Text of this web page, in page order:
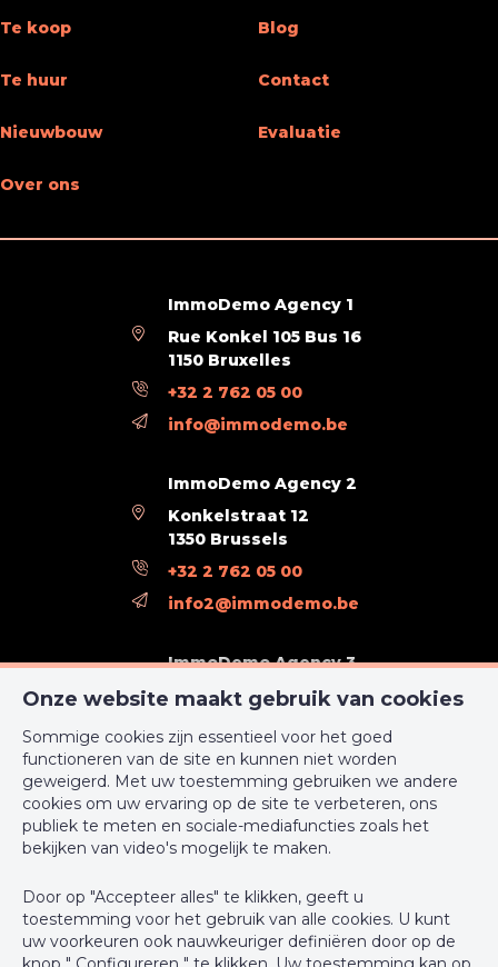
Onze website maakt gebruik van cookies
Sommige cookies zijn essentieel voor het goed
functioneren van de site en kunnen niet worden
geweigerd. Met uw toestemming gebruiken we andere
cookies om uw ervaring op de site te verbeteren, ons
publiek te meten en sociale-mediafuncties zoals het
bekijken van video's mogelijk te maken.
Door op "Accepteer alles" te klikken, geeft u
toestemming voor het gebruik van alle cookies. U kunt
uw voorkeuren ook nauwkeuriger definiëren door op de
Te koop
Te huur
Nieuwbouw
Over ons
Blog
Contact
Evaluatie
ImmoDemo Agency 1
Rue Konkel 105 Bus 16
1150 Bruxelles
+32 2 762 05 00
info@immodemo.be
ImmoDemo Agency 2
Konkelstraat 12
1350 Brussels
+32 2 762 05 00
info2@immodemo.be
ImmoDemo Agency 3
rue Konkel 12
+32 2 762 05 00
support@webulous.be
BIV-erkende vastgoedmakelaar-bemiddelaar in België, BIV N°
999 999 - Ondernemingsnummer : BTW BE-0000.111.222